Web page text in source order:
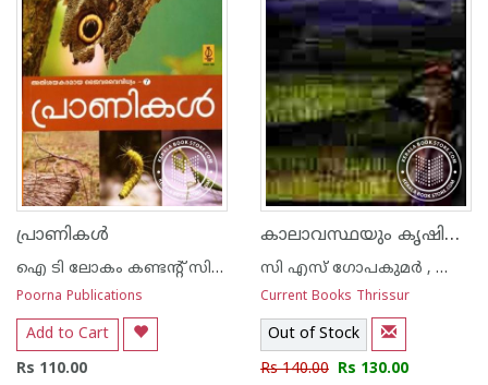
പ്രാണികള്‍
ഐ ടി ലോകം കണ്ടന്റ് സിന്ഡിക്കേറ്റ്
Poorna Publications
Add to Cart
Rs 110.00
കാലാവസ്ഥയും കൃഷിയും
സി എസ് ഗോപകുമര്‍ , കെ എന്‍ കൃഷ്ണകുമാര്‍ , എച്ച് വി പ്രസാദ റാവു
Current Books Thrissur
Out of Stock
Rs 140.00 Rs 130.00